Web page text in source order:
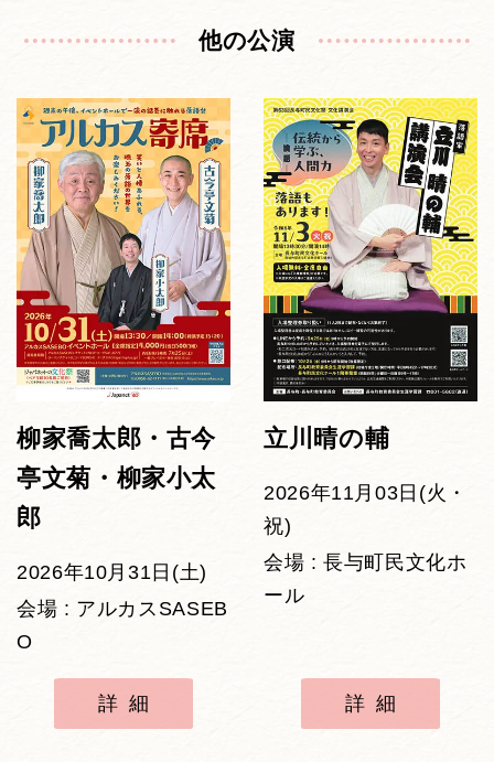
他の公演
柳家喬太郎・古今
亭文菊・柳家小太
郎
2026年10月31日(土)
会場 : アルカスSASEB
O
詳細
立川晴の輔
2026年11月03日(火・
祝)
会場 : 長与町民文化ホ
ール
詳細